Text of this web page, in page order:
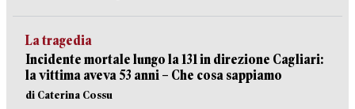
La tragedia
Incidente mortale lungo la 131 in direzione Cagliari:
la vittima aveva 53 anni – Che cosa sappiamo
di Caterina Cossu